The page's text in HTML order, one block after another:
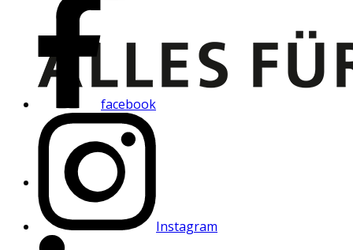
facebook
Instagram